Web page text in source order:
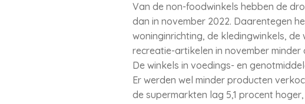
Van de non-foodwinkels hebben de
dan in november 2022. Daarentegen
woninginrichting, de kledingwinkels,
recreatie-artikelen in november minder
De winkels in voedings- en
Er werden wel minder producten
de supermarkten lag 5,1 procent